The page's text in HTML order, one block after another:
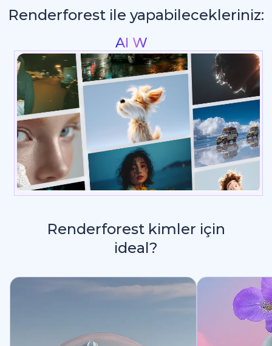
Renderforest ile yapabilecekleriniz:
İntrolar ve Logo Anim
Renderforest kimler için
ideal?